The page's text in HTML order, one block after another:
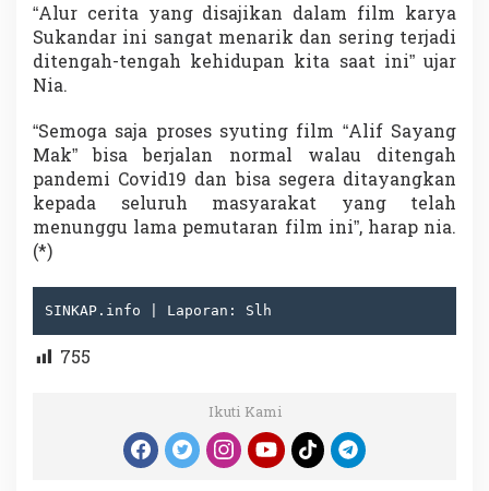
“Alur cerita yang disajikan dalam film karya
Sukandar ini sangat menarik dan sering terjadi
ditengah-tengah kehidupan kita saat ini” ujar
Nia.
“Semoga saja proses syuting film “Alif Sayang
Mak” bisa berjalan normal walau ditengah
pandemi Covid19 dan bisa segera ditayangkan
kepada seluruh masyarakat yang telah
menunggu lama pemutaran film ini”, harap nia.
(*)
SINKAP.info | Laporan: Slh
755
Ikuti Kami